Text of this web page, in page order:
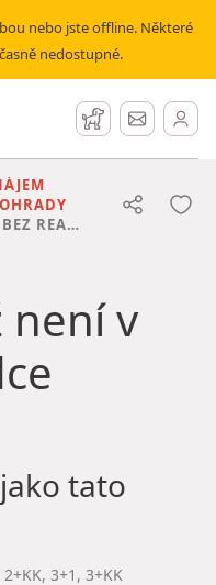
nebo jste offline. Některé
nedostupné.
Hlídací pes
Zprávy
REALITKY
není v
tato
2+KK, 3+1 , 3+KK